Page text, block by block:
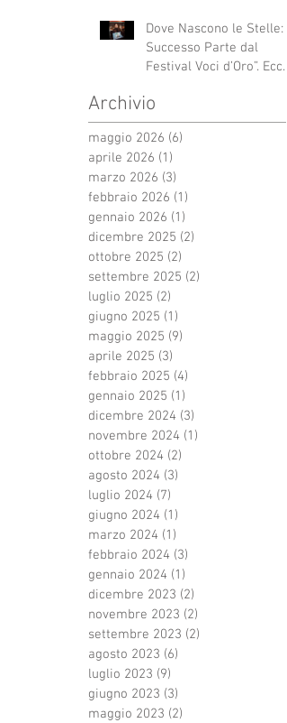
Dove Nascono le Stelle: Il
Successo Parte dal
Festival Voci d’Oro”. Ecco
Archivio
maggio 2026 (6)
aprile 2026 (1)
marzo 2026 (3)
febbraio 2026 (1)
gennaio 2026 (1)
dicembre 2025 (2)
ottobre 2025 (2)
settembre 2025 (2)
luglio 2025 (2)
giugno 2025 (1)
maggio 2025 (9)
aprile 2025 (3)
febbraio 2025 (4)
gennaio 2025 (1)
dicembre 2024 (3)
novembre 2024 (1)
ottobre 2024 (2)
agosto 2024 (3)
luglio 2024 (7)
giugno 2024 (1)
marzo 2024 (1)
febbraio 2024 (3)
gennaio 2024 (1)
dicembre 2023 (2)
novembre 2023 (2)
settembre 2023 (2)
agosto 2023 (6)
luglio 2023 (9)
giugno 2023 (3)
maggio 2023 (2)